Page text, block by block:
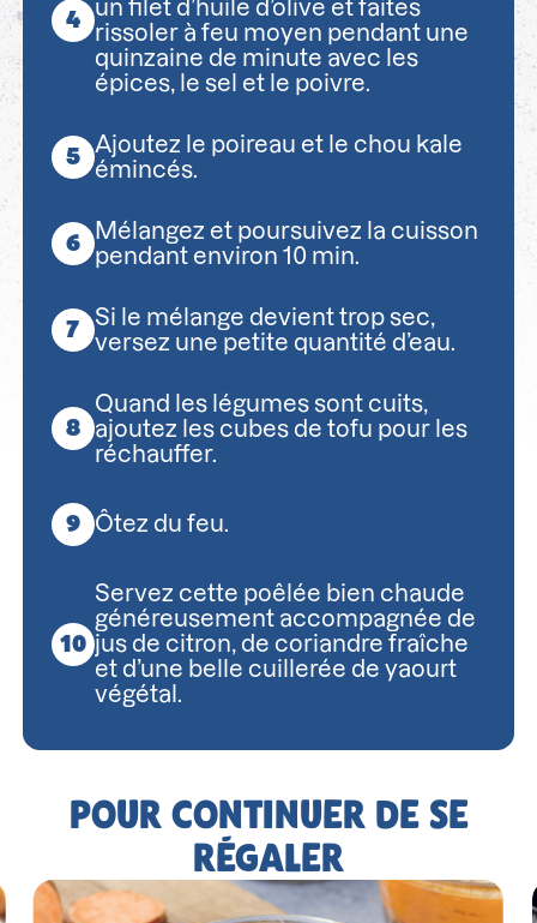
un filet d’huile d’olive et faites
rissoler à feu moyen pendant une
quinzaine de minute avec les
épices, le sel et le poivre.
Ajoutez le poireau et le chou kale
émincés.
Mélangez et poursuivez la cuisson
pendant environ 10 min.
Si le mélange devient trop sec,
versez une petite quantité d’eau.
Quand les légumes sont cuits,
ajoutez les cubes de tofu pour les
réchauffer.
Ôtez du feu.
Servez cette poêlée bien chaude
généreusement accompagnée de
jus de citron, de coriandre fraîche
et d’une belle cuillerée de yaourt
végétal.
POUR CONTINUER DE SE
RÉGALER